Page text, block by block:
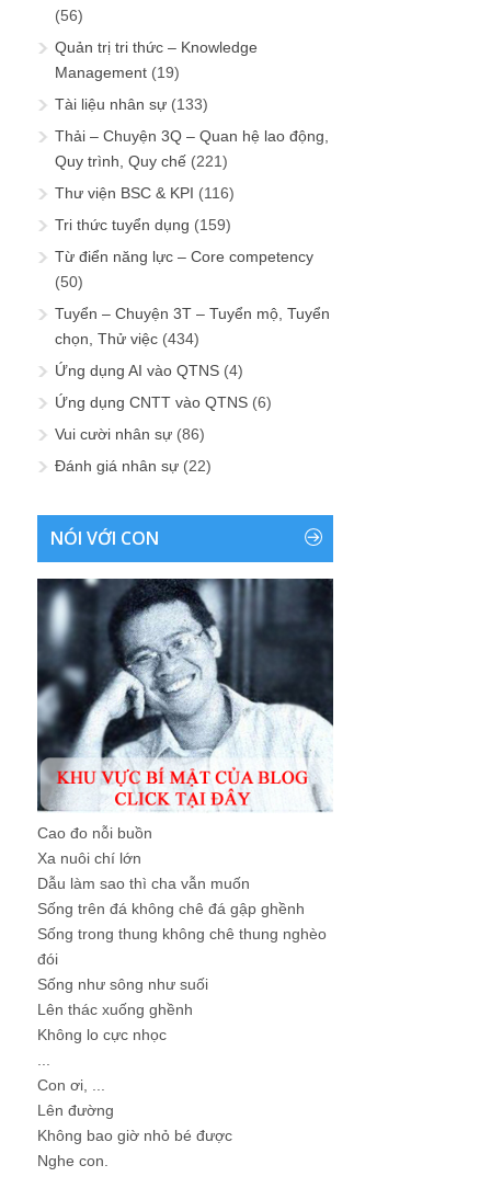
(56)
Quản trị tri thức – Knowledge
Management (19)
Tài liệu nhân sự (133)
Thải – Chuyện 3Q – Quan hệ lao động,
Quy trình, Quy chế (221)
Thư viện BSC & KPI (116)
Tri thức tuyển dụng (159)
Từ điển năng lực – Core competency
(50)
Tuyển – Chuyện 3T – Tuyển mộ, Tuyển
chọn, Thử việc (434)
Ứng dụng AI vào QTNS (4)
Ứng dụng CNTT vào QTNS (6)
Vui cười nhân sự (86)
Đánh giá nhân sự (22)
NÓI VỚI CON
Cao đo nỗi buồn
Xa nuôi chí lớn
Dẫu làm sao thì cha vẫn muốn
Sống trên đá không chê đá gập ghềnh
Sống trong thung không chê thung nghèo
đói
Sống như sông như suối
Lên thác xuống ghềnh
Không lo cực nhọc
Con ơi, ...
Lên đường
Không bao giờ nhỏ bé được
Nghe con.